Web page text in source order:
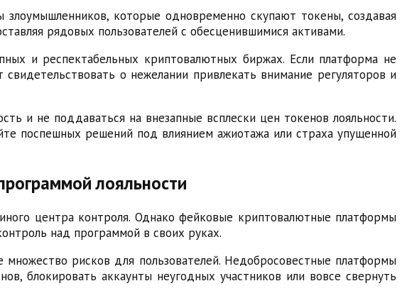
которые одновременно скупают токены, создавая
рядовых пользователей с обесценившимися активами.
и респектабельных криптовалютных биржах. Если платформа не
о нежелании привлекать внимание регуляторов и
и не поддаваться на внезапные всплески цен токенов лояльности.
поспешных решений под влиянием ажиотажа или страха упущенной
лояльности
центра контроля. Однако фейковые криптовалютные платформы
над программой в своих руках.
рисков для пользователей. Недобросовестные платформы
блокировать аккаунты неугодных участников или вовсе свернуть